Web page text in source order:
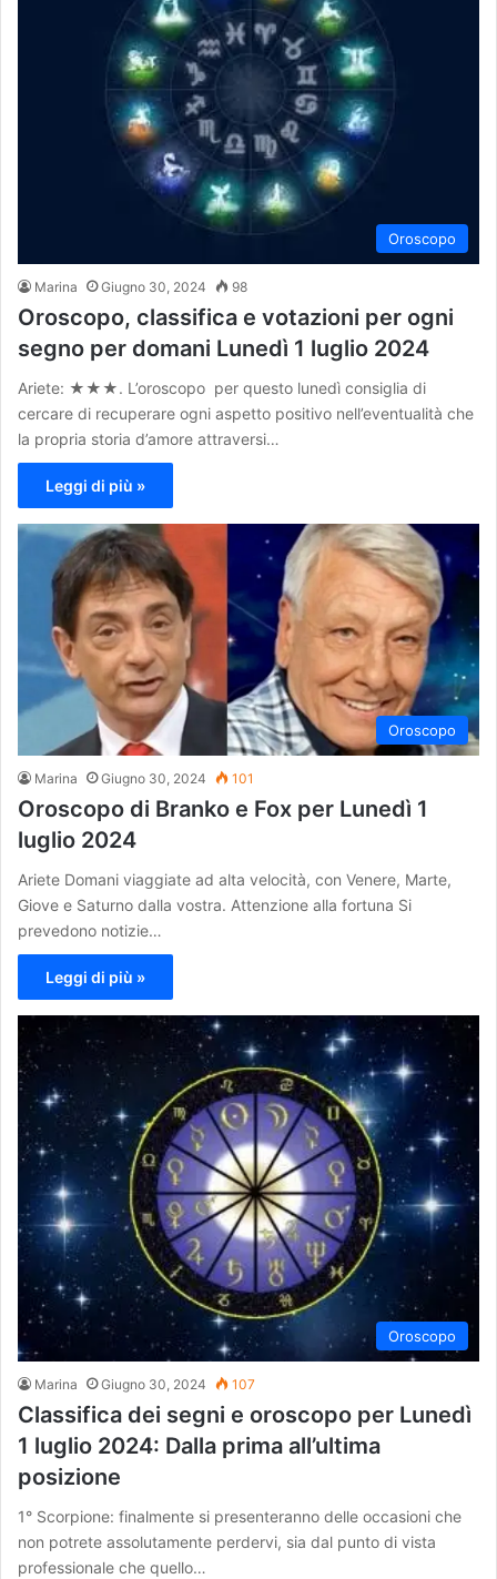
Oroscopo
Marina Giugno 30, 2024 98
Oroscopo, classifica e votazioni per ogni
segno per domani Lunedì 1 luglio 2024
Ariete: ★★★. L’oroscopo per questo lunedì consiglia di
cercare di recuperare ogni aspetto positivo nell’eventualità che
la propria storia d’amore attraversi…
Leggi di più »
Oroscopo
Marina Giugno 30, 2024 101
Oroscopo di Branko e Fox per Lunedì 1
luglio 2024
Ariete Domani viaggiate ad alta velocità, con Venere, Marte,
Giove e Saturno dalla vostra. Attenzione alla fortuna Si
prevedono notizie…
Leggi di più »
Oroscopo
Marina Giugno 30, 2024 107
Classifica dei segni e oroscopo per Lunedì
1 luglio 2024: Dalla prima all’ultima
posizione
1° Scorpione: finalmente si presenteranno delle occasioni che
non potrete assolutamente perdervi, sia dal punto di vista
professionale che quello…